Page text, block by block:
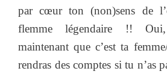
par cœur ton (non)sens de
flemme légendaire !!
maintenant que c’est ta
rendras des comptes si tu n’as